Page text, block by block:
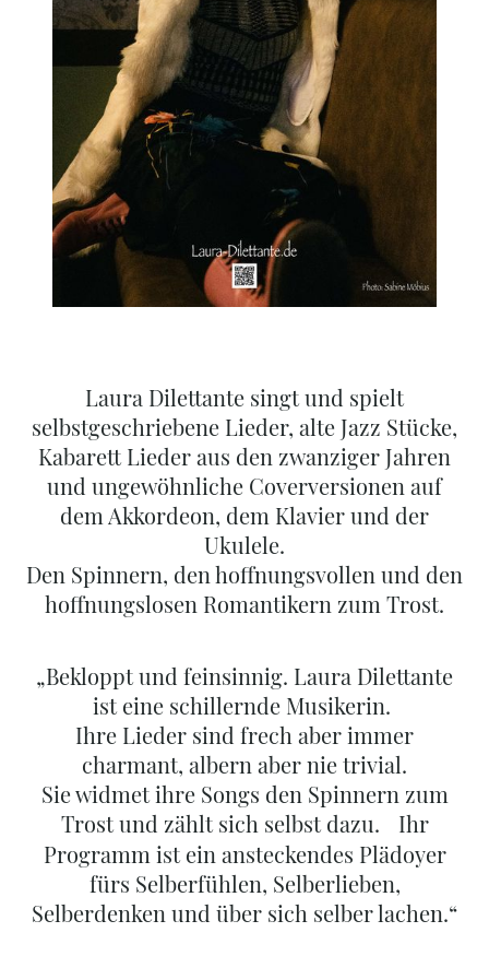
Laura Dilettante singt und spielt
selbstgeschriebene Lieder, alte Jazz Stücke,
Kabarett Lieder aus den zwanziger Jahren
und ungewöhnliche Coverversionen auf
dem Akkordeon, dem Klavier und der
Ukulele.
Den Spinnern, den hoffnungsvollen und den
hoffnungslosen Romantikern zum Trost.
„Bekloppt und feinsinnig. Laura Dilettante
ist eine schillernde Musikerin.
Ihre Lieder sind frech aber immer
charmant, albern aber nie trivial.
Sie widmet ihre Songs den Spinnern zum
Trost und zählt sich selbst dazu. Ihr
Programm ist ein ansteckendes Plädoyer
fürs Selberfühlen, Selberlieben,
Selberdenken und über sich selber lachen.“